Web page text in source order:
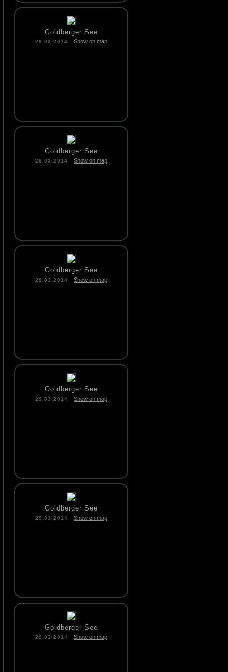
Goldberger See
29.03.2014 Show on map
Goldberger See
29.03.2014 Show on map
Goldberger See
29.03.2014 Show on map
Goldberger See
29.03.2014 Show on map
Goldberger See
29.03.2014 Show on map
Goldberger See
29.03.2014 Show on map